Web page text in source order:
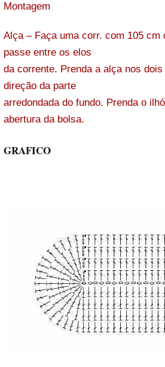
Montagem
Alça – Faça uma corr. com 105 cm
passe entre os elos
da corrente. Prenda a alça nos
direção da parte
arredondada do fundo. Prenda o
abertura da bolsa.
GRAFICO